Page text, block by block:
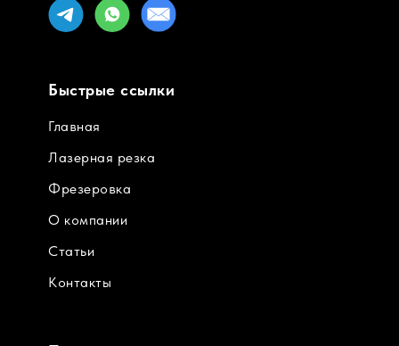
О компании
Быстрые ссылки
Главная
Статьи
Контакты
Фрезеровка
Лазерная резка